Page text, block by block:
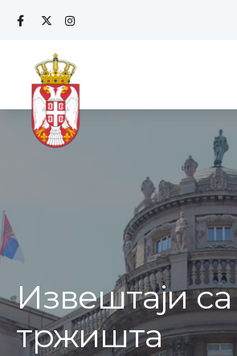
Извештаји са
тржишта